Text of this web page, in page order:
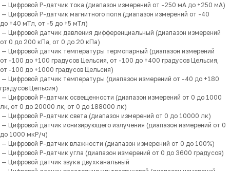
— Цифровой Р-датчик тока (диапазон измерений от -250 мА до +250 мА)
— Цифровой Р-датчик магнитного поля (диапазон измерений от -40
до +40 мТл, от -5 до +5 мТл)
— Цифровой датчик давления дифференциальный (диапазон измерений
от 0 до 200 кПа, от 0 до 20 кПа)
— Цифровой датчик температуры термопарный (диапазон измерений
от -100 до +100 градусов Цельсия, от -100 до +400 градусов Цельсия,
от -100 до +1000 градусов Цельсия)
— Цифровой датчик температуры (диапазон измерений от -40 до +180
градусов Цельсия)
— Цифровой Р-датчик освещенности (диапазон измерений от 0 до 1000
лк, от 0 до 20000 лк, от 0 до 188000 лк)
— Цифровой Р-датчик света (диапазон измерений от 0 до 10000 лк)
— Цифровой датчик ионизирующего излучения (диапазон измерений от 0
до 1000 мкР/ч)
— Цифровой Р-датчик влажности (диапазон измерений от 0 до 100%)
— Цифровой Р-датчик угла (диапазон измерений от 0 до 3600 градусов)
— Цифровой датчик звука двухканальный